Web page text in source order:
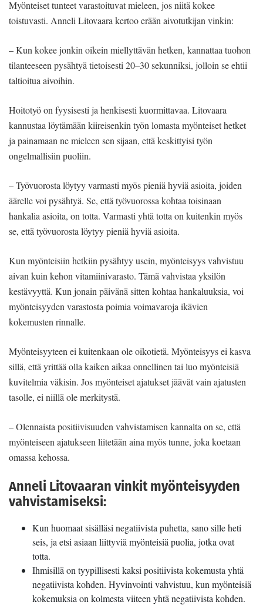
Myönteiset tunteet varastoituvat mieleen, jos niitä kokee
toistuvasti. Anneli Litovaara kertoo erään aivotutkijan vinkin:
– Kun kokee jonkin oikein miellyttävän hetken, kannattaa tuohon
tilanteeseen pysähtyä tietoisesti 20–30 sekunniksi, jolloin se ehtii
taltioitua aivoihin.
Hoitotyö on fyysisesti ja henkisesti kuormittavaa. Litovaara
kannustaa löytämään kiireisenkin työn lomasta myönteiset hetket
ja painamaan ne mieleen sen sijaan, että keskittyisi työn
ongelmallisiin puoliin.
– Työvuorosta löytyy varmasti myös pieniä hyviä asioita, joiden
äärelle voi pysähtyä. Se, että työvuorossa kohtaa toisinaan
hankalia asioita, on totta. Varmasti yhtä totta on kuitenkin myös
se, että työvuorosta löytyy pieniä hyviä asioita.
Kun myönteisiin hetkiin pysähtyy usein, myönteisyys vahvistuu
aivan kuin kehon vitamiinivarasto. Tämä vahvistaa yksilön
kestävyyttä. Kun jonain päivänä sitten kohtaa hankaluuksia, voi
myönteisyyden varastosta poimia voimavaroja ikävien
kokemusten rinnalle.
Myönteisyyteen ei kuitenkaan ole oikotietä. Myönteisyys ei kasva
sillä, että yrittää olla kaiken aikaa onnellinen tai luo myönteisiä
kuvitelmia väkisin. Jos myönteiset ajatukset jäävät vain ajatusten
tasolle, ei niillä ole merkitystä.
– Olennaista positiivisuuden vahvistamisen kannalta on se, että
myönteiseen ajatukseen liitetään aina myös tunne, joka koetaan
omassa kehossa.
Anneli Litovaaran vinkit myönteisyyden
vahvistamiseksi:
Kun huomaat sisälläsi negatiivista puhetta, sano sille heti
seis, ja etsi asiaan liittyviä myönteisiä puolia, jotka ovat
totta.
Ihmisillä on tyypillisesti kaksi positiivista kokemusta yhtä
negatiivista kohden. Hyvinvointi vahvistuu, kun myönteisiä
kokemuksia on kolmesta viiteen yhtä negatiivista kohden.